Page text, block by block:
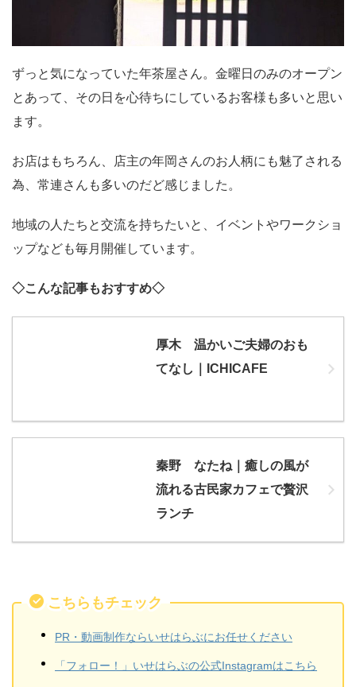
ずっと気になっていた年茶屋さん。金曜日のみのオープン
とあって、その日を心待ちにしているお客様も多いと思い
ます。
お店はもちろん、店主の年岡さんのお人柄にも魅了される
為、常連さんも多いのだど感じました。
地域の人たちと交流を持ちたいと、イベントやワークショ
ップなども毎月開催しています。
◇こんな記事もおすすめ◇
厚木 温かいご夫婦のおも
てなし｜ICHICAFE
秦野 なたね｜癒しの風が
流れる古民家カフェで贅沢
ランチ
こちらもチェック
PR・動画制作ならいせはらぶにお任せください
「フォロー！」いせはらぶの公式Instagramはこちら